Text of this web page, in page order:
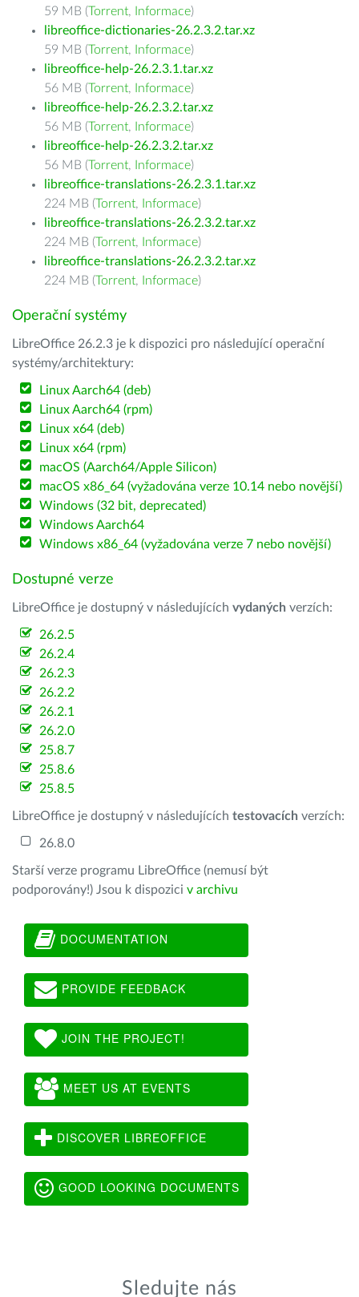
59 MB (Torrent, Informace)
libreoffice-dictionaries-26.2.3.2.tar.xz
59 MB (Torrent, Informace)
libreoffice-help-26.2.3.1.tar.xz
56 MB (Torrent, Informace)
libreoffice-help-26.2.3.2.tar.xz
56 MB (Torrent, Informace)
libreoffice-help-26.2.3.2.tar.xz
56 MB (Torrent, Informace)
libreoffice-translations-26.2.3.1.tar.xz
224 MB (Torrent, Informace)
libreoffice-translations-26.2.3.2.tar.xz
224 MB (Torrent, Informace)
libreoffice-translations-26.2.3.2.tar.xz
224 MB (Torrent, Informace)
Operační systémy
LibreOffice 26.2.3 je k dispozici pro následující operační
systémy/architektury:
Linux Aarch64 (deb)
Linux Aarch64 (rpm)
Linux x64 (deb)
Linux x64 (rpm)
macOS (Aarch64/Apple Silicon)
macOS x86_64 (vyžadována verze 10.14 nebo novější)
Windows (32 bit, deprecated)
Windows Aarch64
Windows x86_64 (vyžadována verze 7 nebo novější)
Dostupné verze
LibreOffice je dostupný v následujících vydaných verzích:
26.2.5
26.2.4
26.2.3
26.2.2
26.2.1
26.2.0
25.8.7
25.8.6
25.8.5
LibreOffice je dostupný v následujících testovacích verzích:
26.8.0
Starší verze programu LibreOffice (nemusí být
podporovány!) Jsou k dispozici v archivu
DOCUMENTATION
PROVIDE FEEDBACK
JOIN THE PROJECT!
MEET US AT EVENTS
DISCOVER LIBREOFFICE
GOOD LOOKING DOCUMENTS
Sledujte nás